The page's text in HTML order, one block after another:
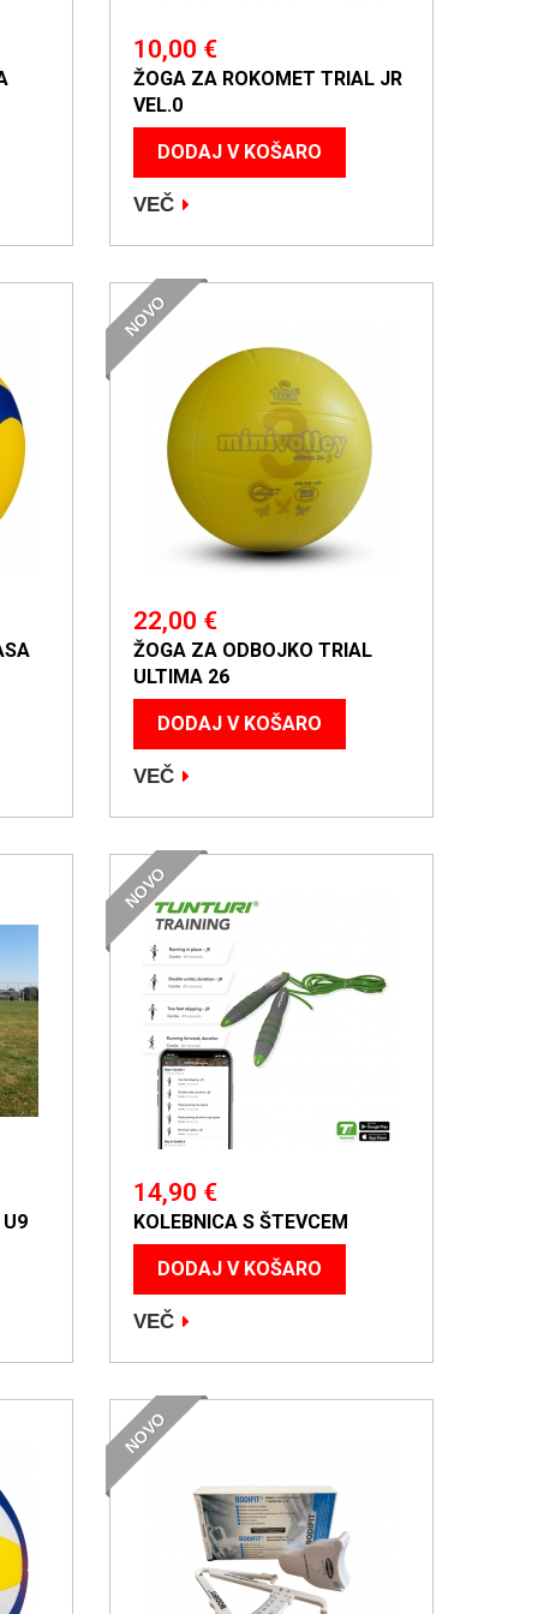
10,00 €
ŽOGA ZA ROKOMET TRIAL JR
VEL.0
DODAJ V KOŠARO
VEČ
NOVO
22,00 €
ŽOGA ZA ODBOJKO TRIAL
ULTIMA 26
DODAJ V KOŠARO
VEČ
NOVO
14,90 €
KOLEBNICA S ŠTEVCEM
DODAJ V KOŠARO
VEČ
NOVO